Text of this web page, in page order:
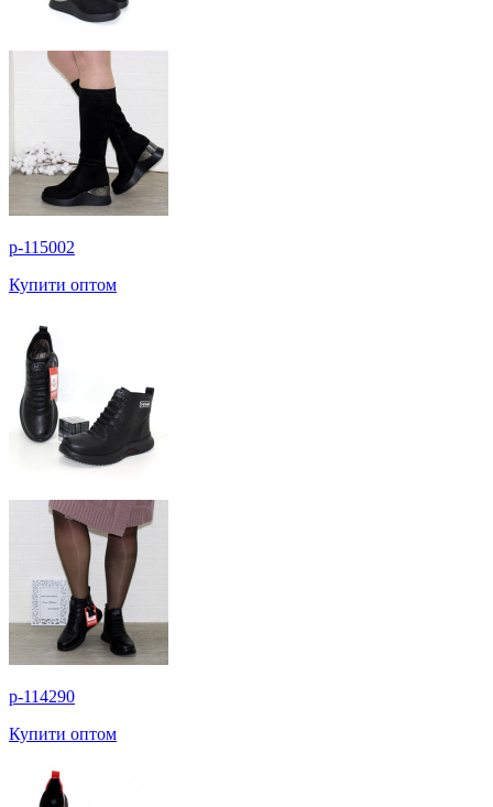
p-115002
Купити оптом
p-114290
Купити оптом